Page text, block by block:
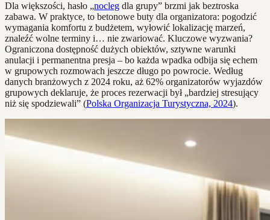
Dla większości, hasło „nocleg dla grupy” brzmi jak beztroska
zabawa. W praktyce, to betonowe buty dla organizatora: pogodzić
wymagania komfortu z budżetem, wyłowić lokalizację marzeń,
znaleźć wolne terminy i… nie zwariować. Kluczowe wyzwania?
Ograniczona dostępność dużych obiektów, sztywne warunki
anulacji i permanentna presja – bo każda wpadka odbija się echem
w grupowych rozmowach jeszcze długo po powrocie. Według
danych branżowych z 2024 roku, aż 62% organizatorów wyjazdów
grupowych deklaruje, że proces rezerwacji był „bardziej stresujący
niż się spodziewali” (Polska Organizacja Turystyczna, 2024).